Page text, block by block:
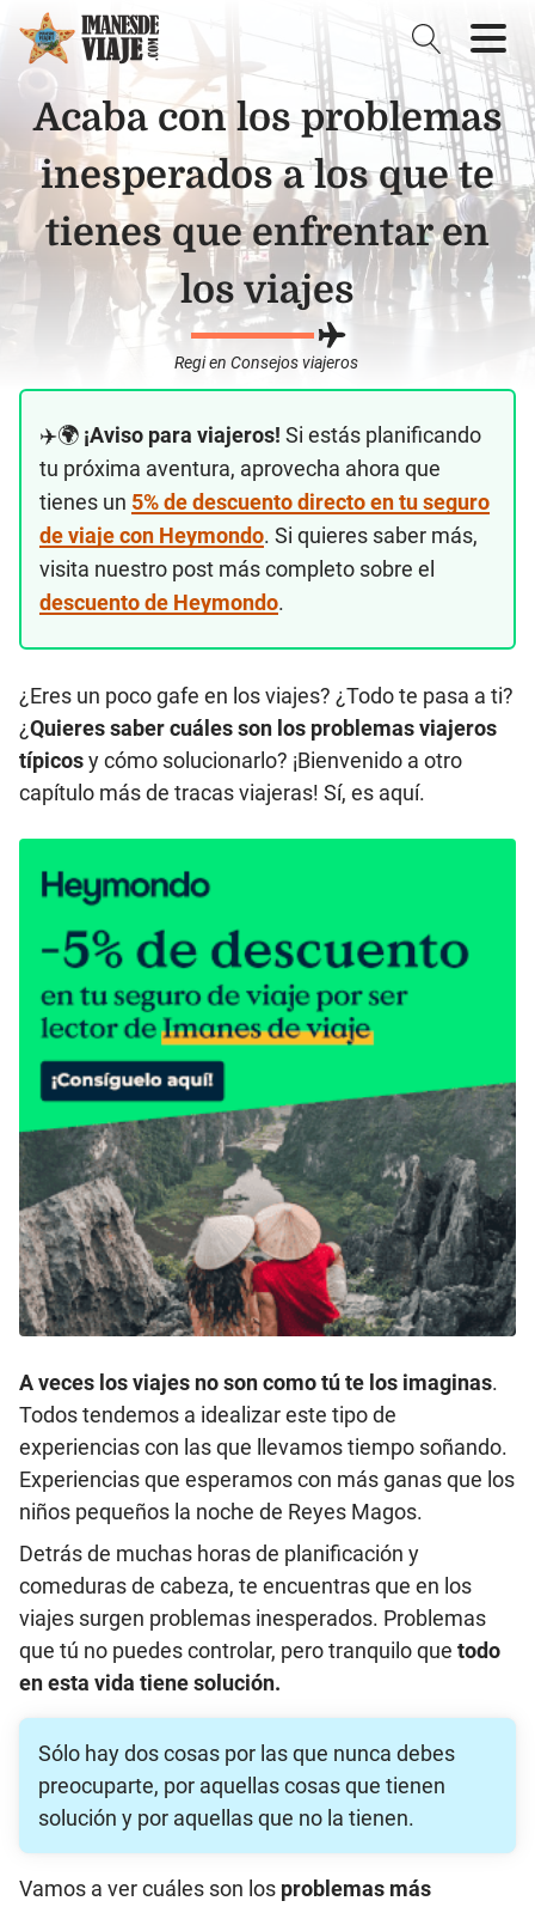
Acaba con los problemas
inesperados a los que te
tienes que enfrentar en
los viajes
Regien Consejos viajeros
✈️🌍 ¡Aviso para viajeros! Si estás planificando
tu próxima aventura, aprovecha ahora que
tienes un 5% de descuento directo en tu seguro
de viaje con Heymondo. Si quieres saber más,
visita nuestro post más completo sobre el
descuento de Heymondo.
¿Eres un poco gafe en los viajes? ¿Todo te pasa a ti?
¿Quieres saber cuáles son los problemas viajeros
típicosycómo solucionarlo? ¡Bienvenido a otro
capítulo más de tracas viajeras! Sí, es aquí.
A veces los viajes no son como tú te los imaginas.
Todos tendemos a idealizar este tipo de
experiencias con las que llevamos tiempo soñando.
Experiencias que esperamos con más ganas que los
niños pequeños la noche de Reyes Magos.
Detrás de muchas horas de planificación y
comeduras de cabeza, te encuentras que en los
viajes surgen problemas inesperados. Problemas
que tú no puedes controlar, pero tranquilo que todo
en esta vida tiene solución.
Sólo hay dos cosas por las que nunca debes
preocuparte, por aquellas cosas que tienen
solución y por aquellas que no la tienen.
Vamos a ver cuáles son los problemas más